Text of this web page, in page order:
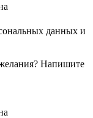
данных и
Напишите